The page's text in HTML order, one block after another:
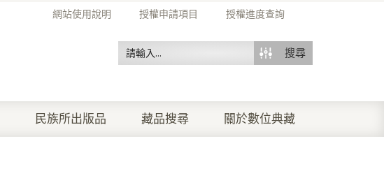
網站使用說明 授權申請項目 授權進度查詢
搜尋
民族所出版品 藏品搜尋 關於數位典藏